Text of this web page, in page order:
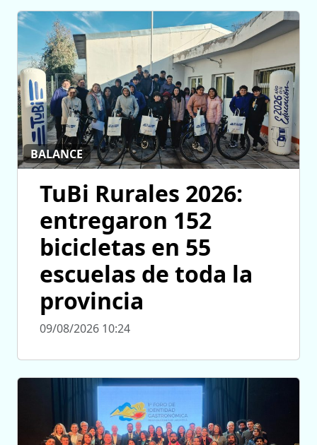
BALANCE
TuBi Rurales 2026:
entregaron 152
bicicletas en 55
escuelas de toda la
provincia
09/08/2026 10:24